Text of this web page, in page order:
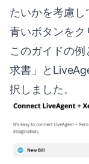
たいかを考慮
青いボタンをク
このガイドの
求書」と
択しました。